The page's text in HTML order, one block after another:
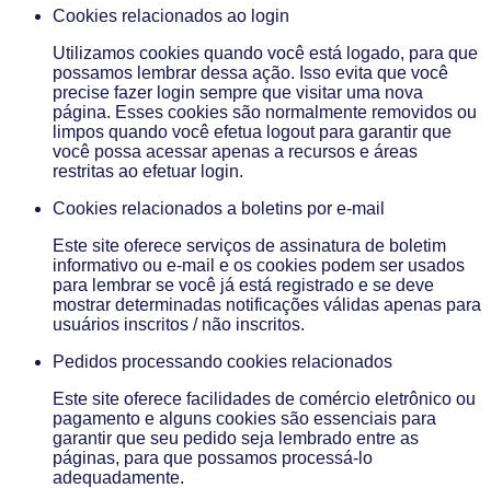
Cookies relacionados ao login
Utilizamos cookies quando você está logado, para que
possamos lembrar dessa ação. Isso evita que você
precise fazer login sempre que visitar uma nova
página. Esses cookies são normalmente removidos ou
limpos quando você efetua logout para garantir que
você possa acessar apenas a recursos e áreas
restritas ao efetuar login.
Cookies relacionados a boletins por e-mail
Este site oferece serviços de assinatura de boletim
informativo ou e-mail e os cookies podem ser usados ​​
para lembrar se você já está registrado e se deve
mostrar determinadas notificações válidas apenas para
usuários inscritos / não inscritos.
Pedidos processando cookies relacionados
Este site oferece facilidades de comércio eletrônico ou
pagamento e alguns cookies são essenciais para
garantir que seu pedido seja lembrado entre as
páginas, para que possamos processá-lo
adequadamente.